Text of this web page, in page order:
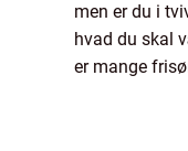
men er du i
hvad du skal
er mange